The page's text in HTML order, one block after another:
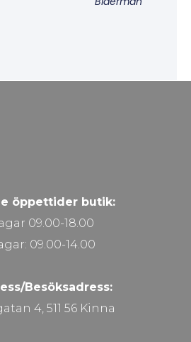
öppettider butik:
09.00-18.00
09.00-14.00
Besöksadress:
4, 511 56 Kinna